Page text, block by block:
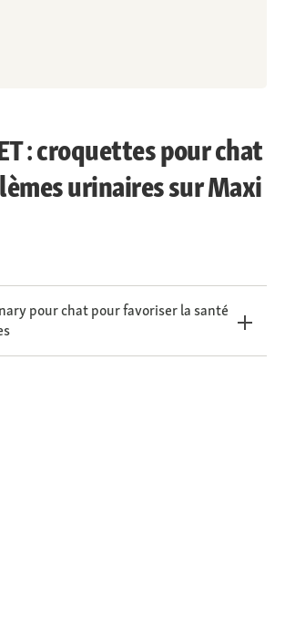
: croquettes pour chat
urinaires sur Maxi
pour chat pour favoriser la santé